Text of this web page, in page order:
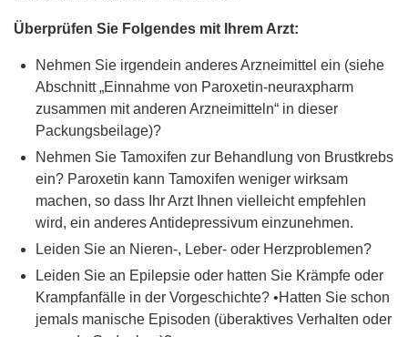
Überprüfen Sie Folgendes mit Ihrem Arzt:
Nehmen Sie irgendein anderes Arzneimittel ein (siehe
Abschnitt „Einnahme von Paroxetin-neuraxpharm
zusammen mit anderen Arzneimitteln“ in dieser
Packungsbeilage)?
Nehmen Sie Tamoxifen zur Behandlung von Brustkrebs
ein? Paroxetin kann Tamoxifen weniger wirksam
machen, so dass Ihr Arzt Ihnen vielleicht empfehlen
wird, ein anderes Antidepressivum einzunehmen.
Leiden Sie an Nieren-, Leber- oder Herzproblemen?
Leiden Sie an Epilepsie oder hatten Sie Krämpfe oder
Krampfanfälle in der Vorgeschichte? •Hatten Sie schon
jemals manische Episoden (überaktives Verhalten oder